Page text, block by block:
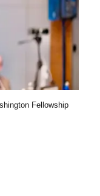
Fellowship